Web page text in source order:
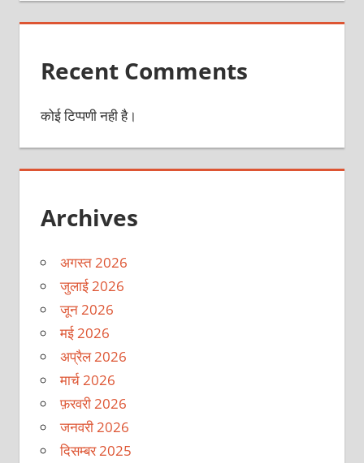
Recent Comments
कोई टिप्पणी नही है।
Archives
अगस्त 2026
जुलाई 2026
जून 2026
मई 2026
अप्रैल 2026
मार्च 2026
फ़रवरी 2026
जनवरी 2026
दिसम्बर 2025